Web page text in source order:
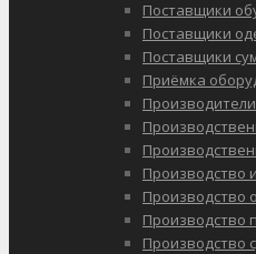
Поставщики
Поставщики
Поставщики
Приёмка
Производство
Производство
Производство
Производство